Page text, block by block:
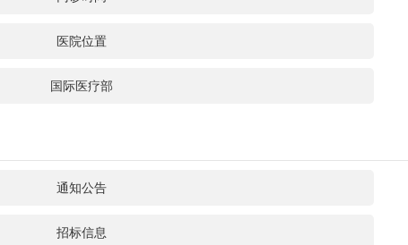
医院位置
国际医疗部
通知公告
招标信息